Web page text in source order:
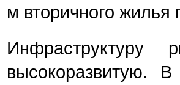
м вторичного
высокоразвитую.